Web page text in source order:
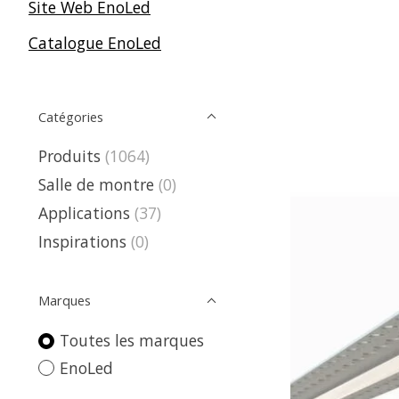
Site Web EnoLed
Catalogue EnoLed
Catégories
Produits (1064)
Salle de montre (0)
Applications (37)
Inspirations (0)
Marques
Toutes les marques
EnoLed